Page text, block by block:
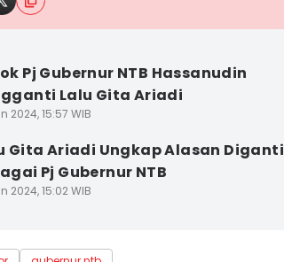
Pj Gubernur NTB Hassanudin
Lalu Gita Ariadi
2024, 15:57 WIB
Gita Ariadi Ungkap Alasan Diganti
Pj Gubernur NTB
2024, 15:02 WIB